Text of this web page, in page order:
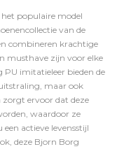
populaire model
van de
combineren krachtige
musthave zijn voor elke
PU imitatieleer bieden de
maar ook
zorgt ervoor dat deze
waardoor ze
actieve levensstijl
deze Bjorn Borg